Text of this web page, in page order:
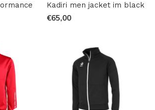
Kadiri men jacket im black
€65,00